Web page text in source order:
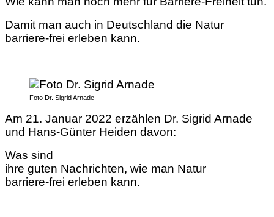
Damit man auch in Deutschland die Natur
barriere-frei erleben kann.
Foto Dr. Sigrid Arnade
Am 21. Januar 2022 erzählen Dr. Sigrid Arnade
und Hans-Günter Heiden davon:
Was sind
ihre guten Nachrichten, wie man Natur
barriere-frei erleben kann.